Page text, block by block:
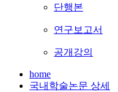
단행본
연구보고서
공개강의
home
국내학술논문 상세